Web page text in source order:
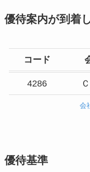
優待案内が到着
コード
4286
会
優待基準